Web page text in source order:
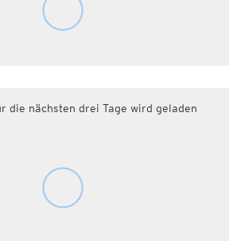
die nächsten drei Tage wird geladen